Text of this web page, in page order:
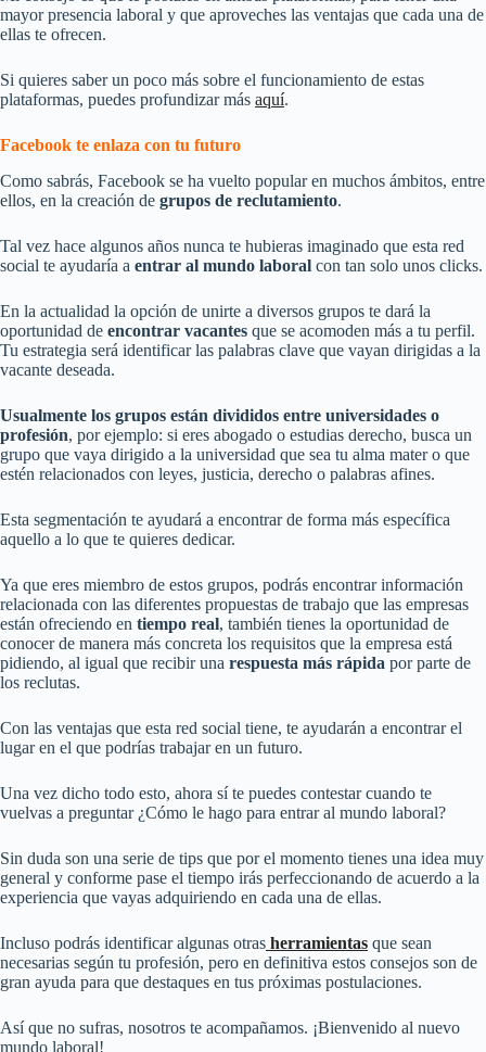
mayor presencia laboral y que aproveches las ventajas que cada una de
ellas te ofrecen.
Si quieres saber un poco más sobre el funcionamiento de estas
plataformas, puedes profundizar más aquí.
Facebook te enlaza con tu futuro
Como sabrás, Facebook se ha vuelto popular en muchos ámbitos, entre
ellos, en la creación de grupos de reclutamiento.
Tal vez hace algunos años nunca te hubieras imaginado que esta red
social te ayudaría a entrar al mundo laboral con tan solo unos clicks.
En la actualidad la opción de unirte a diversos grupos te dará la
oportunidad de encontrar vacantes que se acomoden más a tu perfil.
Tu estrategia será identificar las palabras clave que vayan dirigidas a la
vacante deseada.
Usualmente los grupos están divididos entre universidades o
profesión, por ejemplo: si eres abogado o estudias derecho, busca un
grupo que vaya dirigido a la universidad que sea tu alma mater o que
estén relacionados con leyes, justicia, derecho o palabras afines.
Esta segmentación te ayudará a encontrar de forma más específica
aquello a lo que te quieres dedicar.
Ya que eres miembro de estos grupos, podrás encontrar información
relacionada con las diferentes propuestas de trabajo que las empresas
están ofreciendo en tiempo real, también tienes la oportunidad de
conocer de manera más concreta los requisitos que la empresa está
pidiendo, al igual que recibir una respuesta más rápida por parte de
los reclutas.
Con las ventajas que esta red social tiene, te ayudarán a encontrar el
lugar en el que podrías trabajar en un futuro.
Una vez dicho todo esto, ahora sí te puedes contestar cuando te
vuelvas a preguntar ¿Cómo le hago para entrar al mundo laboral?
Sin duda son una serie de tips que por el momento tienes una idea muy
general y conforme pase el tiempo irás perfeccionando de acuerdo a la
experiencia que vayas adquiriendo en cada una de ellas.
Incluso podrás identificar algunas otras herramientas que sean
necesarias según tu profesión, pero en definitiva estos consejos son de
gran ayuda para que destaques en tus próximas postulaciones.
Así que no sufras, nosotros te acompañamos. ¡Bienvenido al nuevo
mundo laboral!